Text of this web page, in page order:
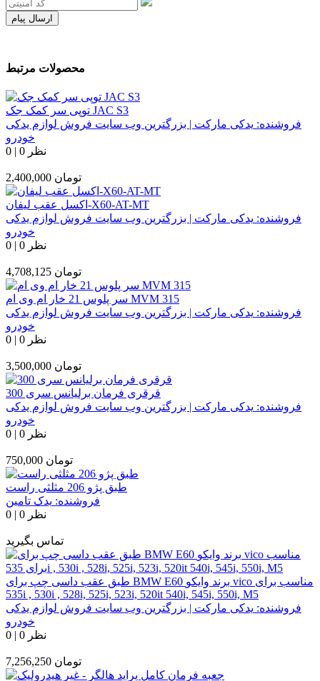
ارسال پیام
محصولات مرتبط
توپی سر کمک جک JAC S3
فروشنده: یدکی مارکت | بزرگترین وب سایت فروش لوازم یدکی
خودرو
0 | 0 نظر
2,400,000 تومان
اکسل عقب لیفان-X60-AT-MT
فروشنده: یدکی مارکت | بزرگترین وب سایت فروش لوازم یدکی
خودرو
0 | 0 نظر
4,708,125 تومان
سر پلوس 21 خار ام وی ام MVM 315
فروشنده: یدکی مارکت | بزرگترین وب سایت فروش لوازم یدکی
خودرو
0 | 0 نظر
3,500,000 تومان
قرقری فرمان برلیانس سری 300
فروشنده: یدکی مارکت | بزرگترین وب سایت فروش لوازم یدکی
خودرو
0 | 0 نظر
750,000 تومان
طبق پژو 206 مثلثی راست
فروشنده: یدک تامین
0 | 0 نظر
تماس بگیرید
طبق عقب داسی چپ برای BMW E60 برند وایکو vico مناسب برای
535i , 530i , 528i, 525i, 523i, 520it 540i, 545i, 550i, M5
فروشنده: یدکی مارکت | بزرگترین وب سایت فروش لوازم یدکی
خودرو
0 | 0 نظر
7,256,250 تومان